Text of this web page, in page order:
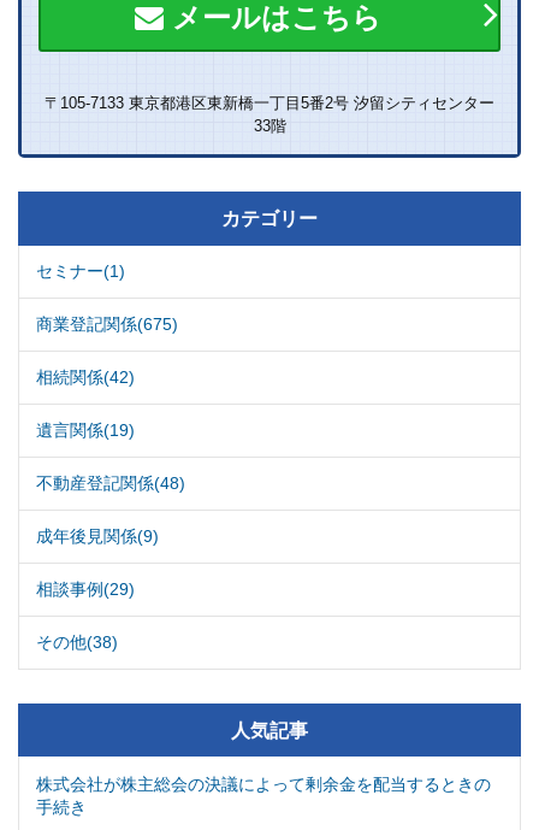
メールはこちら
〒105-7133 東京都港区東新橋一丁目5番2号 汐留シティセンター
33階
カテゴリー
セミナー(1)
商業登記関係(675)
相続関係(42)
遺言関係(19)
不動産登記関係(48)
成年後見関係(9)
相談事例(29)
その他(38)
人気記事
株式会社が株主総会の決議によって剰余金を配当するときの
手続き